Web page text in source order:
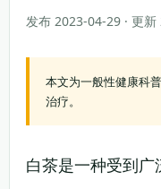
发布 2023-04-29 · 更
本文为一般性健康科
治疗。
白茶是一种受到广